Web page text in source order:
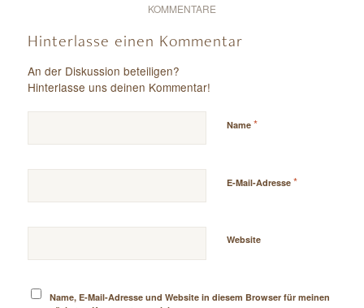
KOMMENTARE
Hinterlasse einen Kommentar
An der Diskussion beteiligen?
Hinterlasse uns deinen Kommentar!
Name *
E-Mail-Adresse *
Website
Name, E-Mail-Adresse und Website in diesem Browser für meinen